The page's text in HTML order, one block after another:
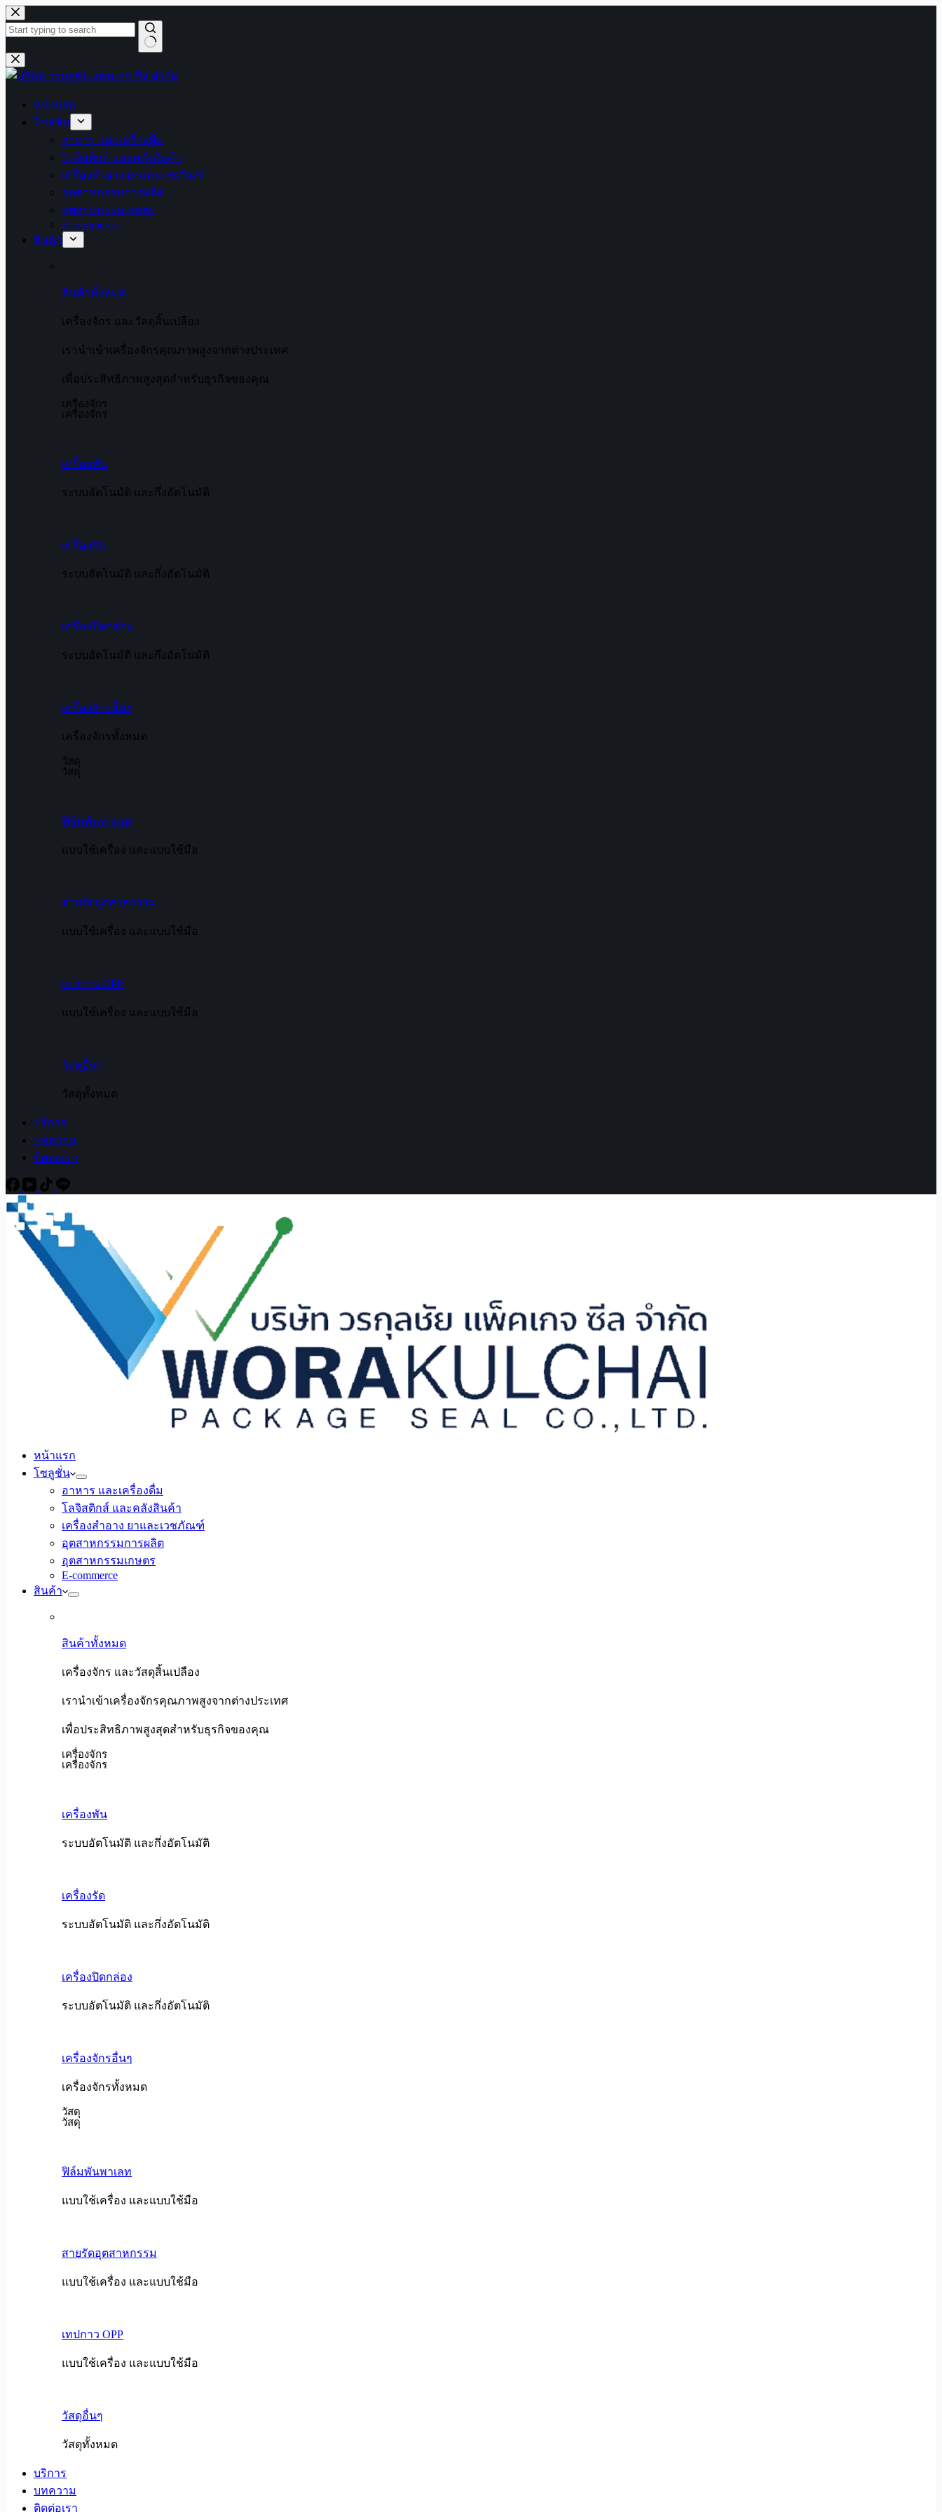
Skip
to
content
No
results
หน้าแรก
โซลูชั่น
อาหาร และเครื่องดื่ม
โลจิสติกส์ และคลังสินค้า
เครื่องสำอาง ยาและเวชภัณฑ์
อุตสาหกรรมการผลิต
อุตสาหกรรมเกษตร
E-commerce
สินค้า
สินค้าทั้งหมด
เครื่องจักร และวัสดุสิ้นเปลือง
เรานำเข้าเครื่องจักรคุณภาพสูงจากต่างประเทศ
เพื่อประสิทธิภาพสูงสุดสำหรับธุรกิจของคุณ
เครื่องจักร
เครื่องจักร
เครื่องพัน
ระบบอัตโนมัติ และกึ่งอัตโนมัติ
เครื่องรัด
ระบบอัตโนมัติ และกึ่งอัตโนมัติ
เครื่องปิดกล่อง
ระบบอัตโนมัติ และกึ่งอัตโนมัติ
เครื่องจักรอื่นๆ
เครื่องจักรทั้งหมด
วัสดุ
วัสดุ
ฟิล์มพันพาเลท
แบบใช้เครื่อง และแบบใช้มือ
สายรัดอุตสาหกรรม
แบบใช้เครื่อง และแบบใช้มือ
เทปกาว OPP
แบบใช้เครื่อง และแบบใช้มือ
วัสดุอื่นๆ
วัสดุทั้งหมด
บริการ
บทความ
ติดต่อเรา
หน้าแรก
โซลูชั่น
อาหาร และเครื่องดื่ม
โลจิสติกส์ และคลังสินค้า
เครื่องสำอาง ยาและเวชภัณฑ์
อุตสาหกรรมการผลิต
อุตสาหกรรมเกษตร
E-commerce
สินค้า
สินค้าทั้งหมด
เครื่องจักร และวัสดุสิ้นเปลือง
เรานำเข้าเครื่องจักรคุณภาพสูงจากต่างประเทศ
เพื่อประสิทธิภาพสูงสุดสำหรับธุรกิจของคุณ
เครื่องจักร
เครื่องจักร
เครื่องพัน
ระบบอัตโนมัติ และกึ่งอัตโนมัติ
เครื่องรัด
ระบบอัตโนมัติ และกึ่งอัตโนมัติ
เครื่องปิดกล่อง
ระบบอัตโนมัติ และกึ่งอัตโนมัติ
เครื่องจักรอื่นๆ
เครื่องจักรทั้งหมด
วัสดุ
วัสดุ
ฟิล์มพันพาเลท
แบบใช้เครื่อง และแบบใช้มือ
สายรัดอุตสาหกรรม
แบบใช้เครื่อง และแบบใช้มือ
เทปกาว OPP
แบบใช้เครื่อง และแบบใช้มือ
วัสดุอื่นๆ
วัสดุทั้งหมด
บริการ
บทความ
ติดต่อเรา